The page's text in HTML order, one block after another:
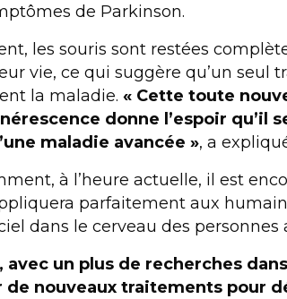
de Parkinson.
les souris sont restées
vie, ce qui suggère qu’un
la maladie. « Cette toute
donne l’espoir qu’il
maladie avancée », a
à l’heure actuelle, il est
parfaitement aux
dans le cerveau des
avec un plus de recherches
de nouveaux traitements pour